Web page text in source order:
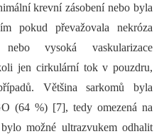
krevní zásobení nebo byla
pokud převažovala nekróza
vysoká vaskularizace
jen cirkulární tok v pouzdru,
Většina sarkomů byla
(64 %) [7], tedy omezená na
možné ultrazvukem odhalit